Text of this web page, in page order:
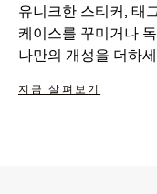
유니크한 스티커, 태
케이스를 꾸미거나
나만의 개성을 더하
지금 살펴보기